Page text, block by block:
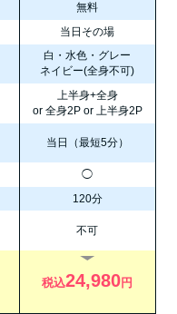
無料
当日その場
白・水色・グレー
ネイビー(全身不可)
上半身+全身
or 全身2P or 上半身2P
当日（最短5分）
◯
120分
不可
税込24,980円